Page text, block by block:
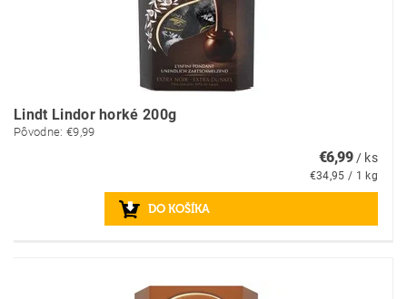
Lindt Lindor horké 200g
Pôvodne: €9,99
€6,99/ ks
€34,95 / 1 kg